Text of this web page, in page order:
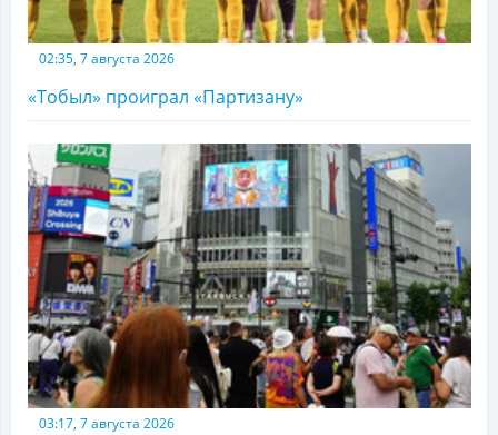
02:35, 7 августа 2026
«Тобыл» проиграл «Партизану»
03:17, 7 августа 2026